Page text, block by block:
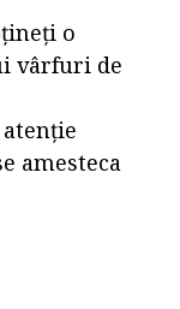
o
vârfuri de
amesteca